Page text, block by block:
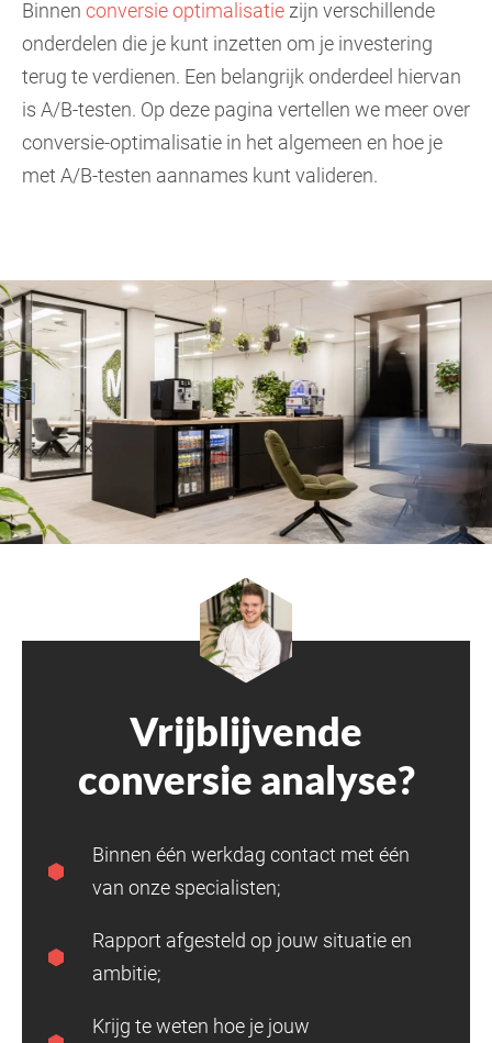
Binnen conversie optimalisatie zijn verschillende
onderdelen die je kunt inzetten om je investering
terug te verdienen. Een belangrijk onderdeel hiervan
is A/B-testen. Op deze pagina vertellen we meer over
conversie-optimalisatie in het algemeen en hoe je
met A/B-testen aannames kunt valideren.
Vrijblijvende
conversie analyse?
Binnen één werkdag contact met één
van onze specialisten;
Rapport afgesteld op jouw situatie en
ambitie;
Krijg te weten hoe je jouw